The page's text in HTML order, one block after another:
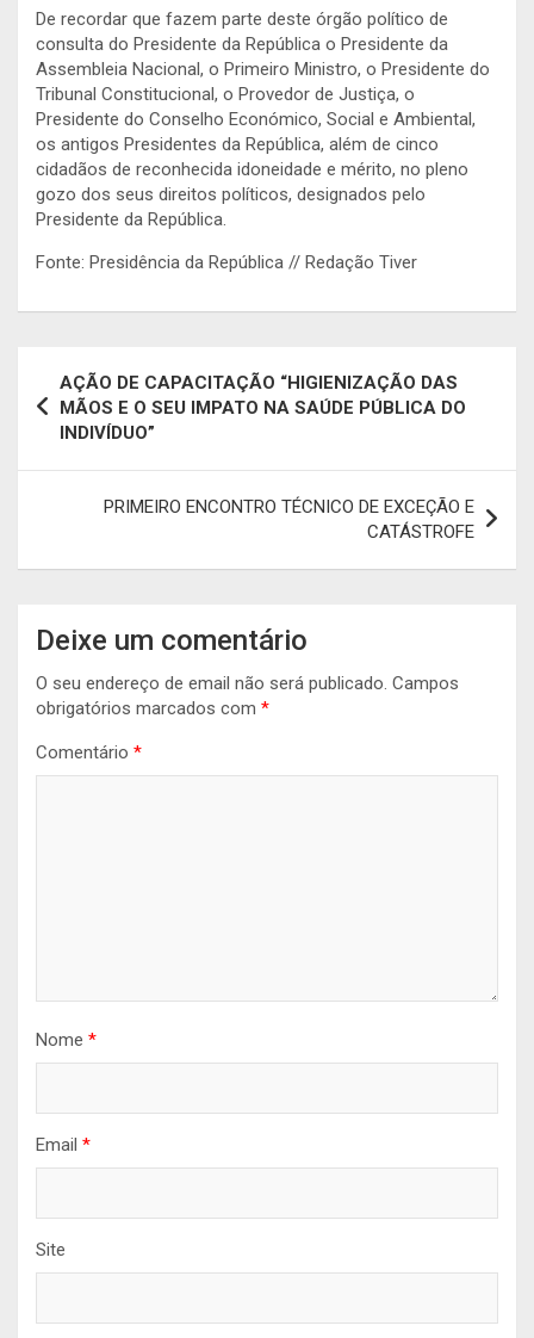
De recordar que fazem parte deste órgão político de
consulta do Presidente da República o Presidente da
Assembleia Nacional, o Primeiro Ministro, o Presidente do
Tribunal Constitucional, o Provedor de Justiça, o
Presidente do Conselho Económico, Social e Ambiental,
os antigos Presidentes da República, além de cinco
cidadãos de reconhecida idoneidade e mérito, no pleno
gozo dos seus direitos políticos, designados pelo
Presidente da República.
Fonte: Presidência da República // Redação Tiver
Navegação
de
artigos
AÇÃO DE CAPACITAÇÃO “HIGIENIZAÇÃO DAS
MÃOS E O SEU IMPATO NA SAÚDE PÚBLICA DO
INDIVÍDUO”
PRIMEIRO ENCONTRO TÉCNICO DE EXCEÇÃO E
CATÁSTROFE
Deixe um comentário
O seu endereço de email não será publicado. Campos
obrigatórios marcados com *
Comentário *
Nome *
Email *
Site